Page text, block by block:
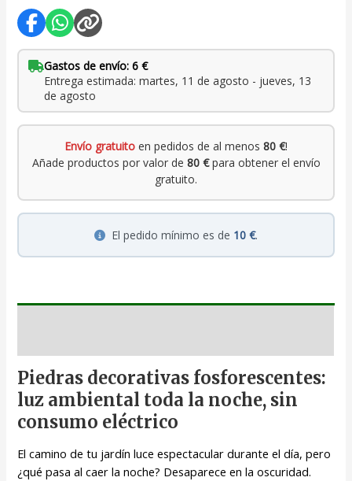
Gastos de envío: 6 €
Entrega estimada: martes, 11 de agosto - jueves, 13
de agosto
Envío gratuito en pedidos de al menos 80 €!
Añade productos por valor de 80 €para obtener el envío
gratuito.
El pedido mínimo es de 10 €.
Piedras decorativas fosforescentes:
luz ambiental toda la noche, sin
consumo eléctrico
El camino de tu jardín luce espectacular durante el día, pero
¿qué pasa al caer la noche? Desaparece en la oscuridad.